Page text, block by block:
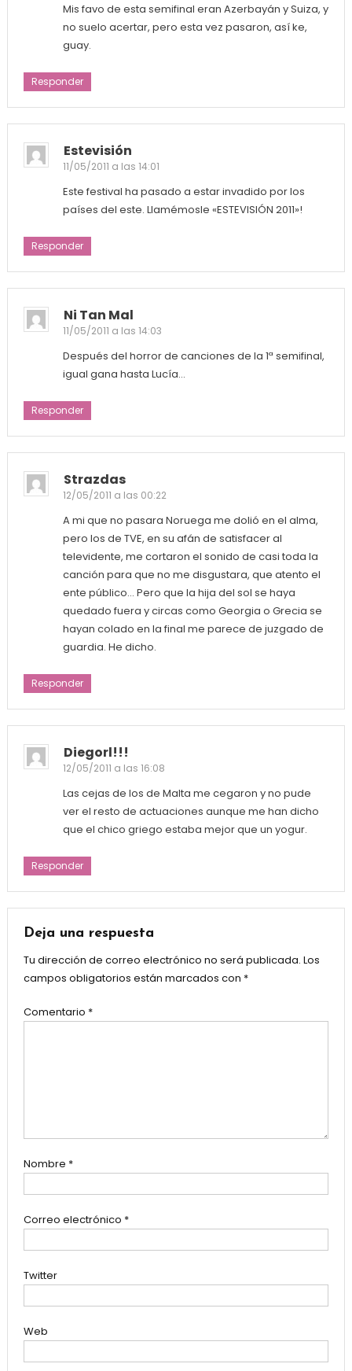
Mis favo de esta semifinal eran Azerbayán y Suiza, y
no suelo acertar, pero esta vez pasaron, así ke,
guay.
Responder
Estevisión
11/05/2011 a las 14:01
Este festival ha pasado a estar invadido por los
países del este. Llamémosle «ESTEVISIÓN 2011»!
Responder
Ni Tan Mal
11/05/2011 a las 14:03
Después del horror de canciones de la 1ª semifinal,
igual gana hasta Lucía…
Responder
Strazdas
12/05/2011 a las 00:22
A mi que no pasara Noruega me dolió en el alma,
pero los de TVE, en su afán de satisfacer al
televidente, me cortaron el sonido de casi toda la
canción para que no me disgustara, que atento el
ente público… Pero que la hija del sol se haya
quedado fuera y circas como Georgia o Grecia se
hayan colado en la final me parece de juzgado de
guardia. He dicho.
Responder
Diegorl!!!
12/05/2011 a las 16:08
Las cejas de los de Malta me cegaron y no pude
ver el resto de actuaciones aunque me han dicho
que el chico griego estaba mejor que un yogur.
Responder
Deja una respuesta
Tu dirección de correo electrónico no será publicada. Los
campos obligatorios están marcados con *
Comentario *
Nombre *
Correo electrónico *
Twitter
Web